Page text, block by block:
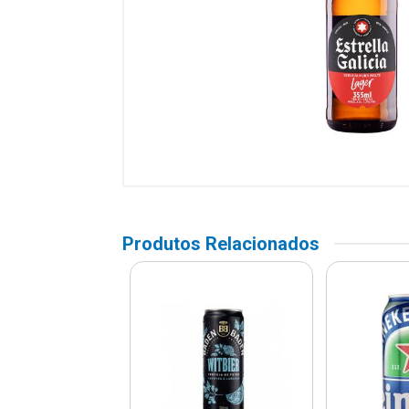
Produtos Relacionados